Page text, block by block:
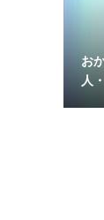
お
人